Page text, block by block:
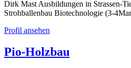
Dirk Mast Ausbildungen in Strassen-
Strohballenbau Biotechnologie (3-
Profil ansehen
Pio-Holzbau